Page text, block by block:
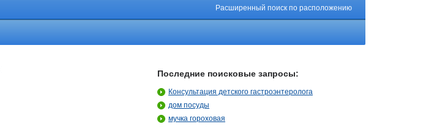
Расширенный поиск по расположению
Последние поисковые запросы:
Консультация детского гастроэнтеролога
дом посуды
мучка гороховая